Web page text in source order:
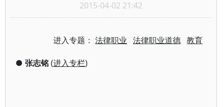
2015-04-02 21:42
进入专题：法律职业 法律职业道德 教育
● 张志铭(进入专栏)